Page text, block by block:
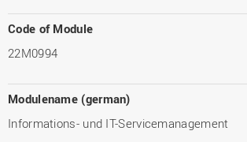
Code of Module
22M0994
Modulename (german)
Informations- und IT-Servicemanagement